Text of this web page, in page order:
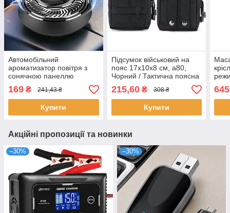
Автомобільний
ароматизатор повітря з
сонячною панеллю
8.5х3см, Чорний /
Ароматизатор в машину /
Пахучка в машину
169 ₴ 241,43 ₴
Купити
Підсумок військовий на
пояс 17х10х8 см, a80,
Чорний / Тактична поясна
сумка з системою Molle
215,60₴ 308 ₴
Купити
645
Акційні пропозиції та новинки
–30% –30%